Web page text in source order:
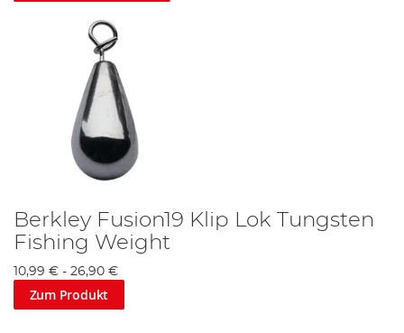
Berkley Fusion19 Klip Lok Tungsten
Fishing Weight
10,99 € - 26,90 €
Zum Produkt